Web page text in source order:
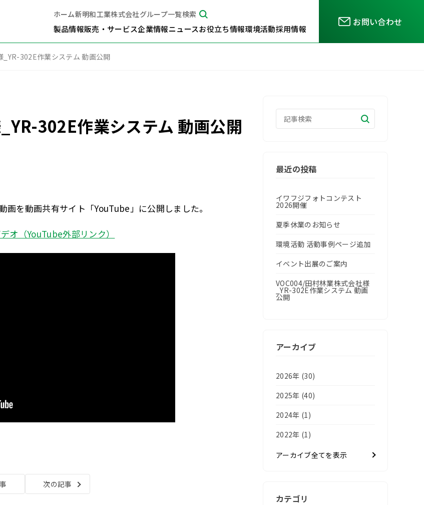
ホーム新明和工業株式会社グループ一覧検索
製品情報販売・サービス企業情報ニュースお役立ち情報環境活動採用情報
お問い合わせ
302E作業システム 動画公開
302E作業システム 動画公開
を動画共有サイト「YouTube」に公開しました。
オ（YouTube外部リンク）
次の記事
記事検索
検索
最近の投稿
イワフジフォトコンテスト
2026開催
夏季休業のお知らせ
環境活動 活動事例ページ追加
イベント出展のご案内
VOC004/田村林業株式会社様
_YR-302E作業システム 動画
公開
アーカイブ
2026年 (30)
2025年 (40)
2024年 (1)
2022年 (1)
アーカイブ全てを表示
カテゴリ